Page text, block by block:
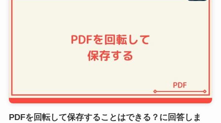
PDFを回転して保存することはできる？に回答しま